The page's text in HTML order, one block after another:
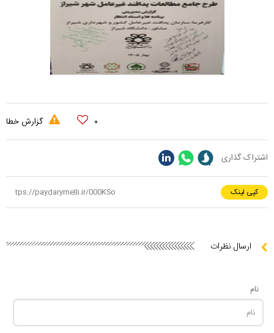
۰ گزارش خطا
اشتراک گذاری
کپی لینک
ارسال نظرات
نام